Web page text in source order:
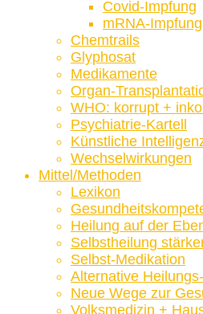
Covid-Impfung
mRNA-Impfung
Chemtrails
Glyphosat
Medikamente
Organ-
WHO: korrupt +
Psychiatrie-Kartell
Künstliche
Wechselwirkungen
Mittel/Methoden
Lexikon
Heilung auf der
Selbstheilung
Selbst-Medikation
Alternative
Neue Wege zur
Volksmedizin +